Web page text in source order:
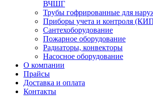
ВЧШГ
Трубы гофрированные для
Приборы учета и контроля
Сантехоборудование
Пожарное оборудование
Радиаторы, конвекторы
Насосное оборудование
О компании
Прайсы
Доставка и оплата
Контакты